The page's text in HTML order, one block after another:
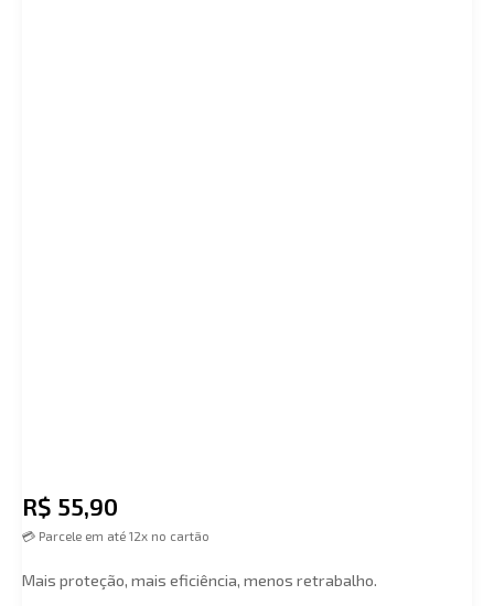
R$ 55,90
💳 Parcele em até 12x no cartão
Mais proteção, mais eficiência, menos retrabalho.